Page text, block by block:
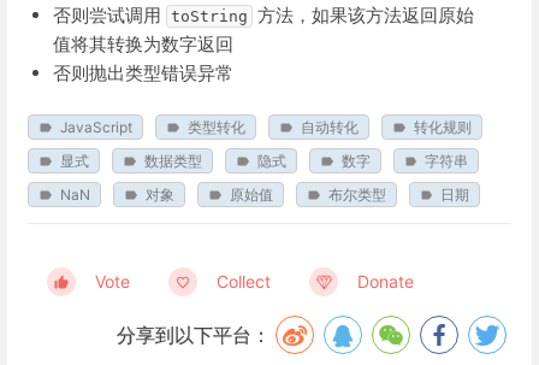
否则尝试调用 toString 方法，如果该方法返回原始
值将其转换为数字返回
否则抛出类型错误异常
JavaScript 类型转化 自动转化
转化规则
显式
数据类型 隐式 数字
字符串
NaN
对象 原始值 布尔类型 日期
Vote Collect Donate
分享到以下平台：